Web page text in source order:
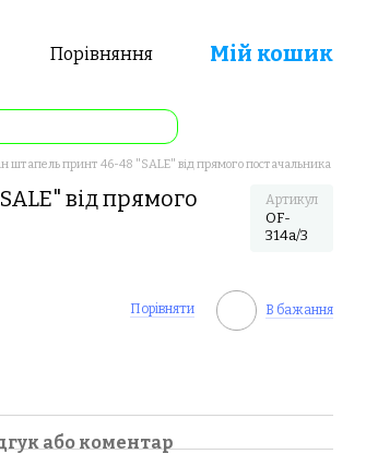
Порівняння Мій кошик
штапель принт 46-48 "SALE" від прямого постачальника
від прямого
Артикул
OF-
314a/3
Порівняти В бажання
або коментар